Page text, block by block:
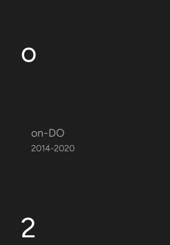
o
on-DO
2014-2020
2